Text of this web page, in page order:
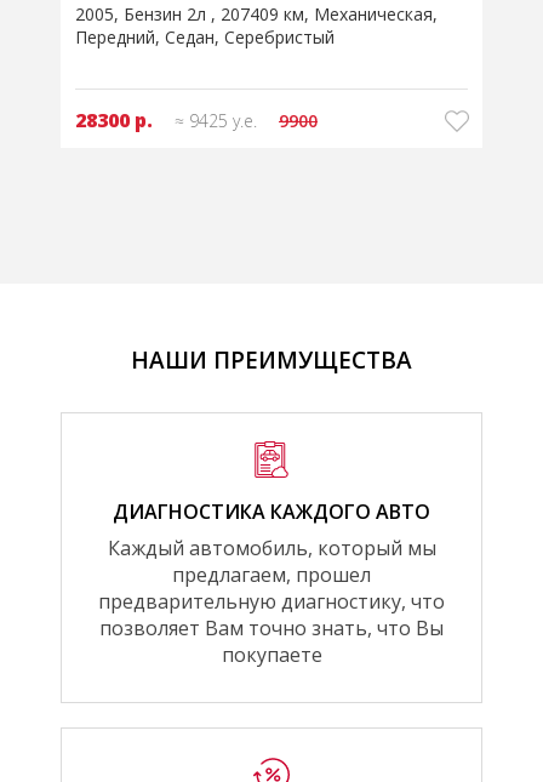
2005 Бензин 2л 207409 км Механическая
Передний Седан Серебристый
28300 р. ≈ 9425 у.е. 9900
НАШИ ПРЕИМУЩЕСТВА
ДИАГНОСТИКА КАЖДОГО АВТО
Каждый автомобиль, который мы
предлагаем, прошел
предварительную диагностику, что
позволяет Вам точно знать, что Вы
покупаете